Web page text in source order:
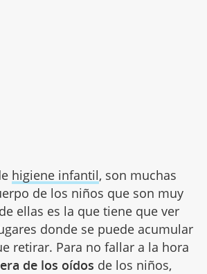
higiene infantil, son muchas
de los niños que son muy
ellas es la que tiene que ver
donde se puede acumular
retirar. Para no fallar a la hora
de los oídos de los niños,